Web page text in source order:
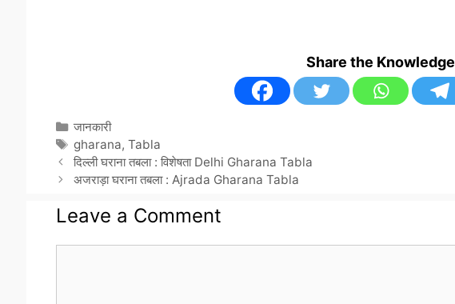
Share the Knowledge
Categories
जानकारी
Tags
gharana, Tabla
दिल्ली घराना तबला : विशेषता Delhi Gharana Tabla
अजराड़ा घराना तबला : Ajrada Gharana Tabla
Leave a Comment